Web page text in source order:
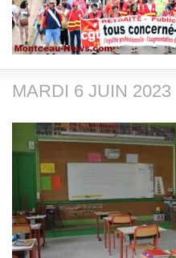
MARDI 6 JUIN 2023